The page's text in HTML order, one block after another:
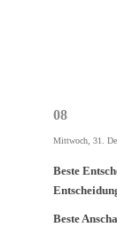
08
Mittwoch, 31.
Beste
Beste